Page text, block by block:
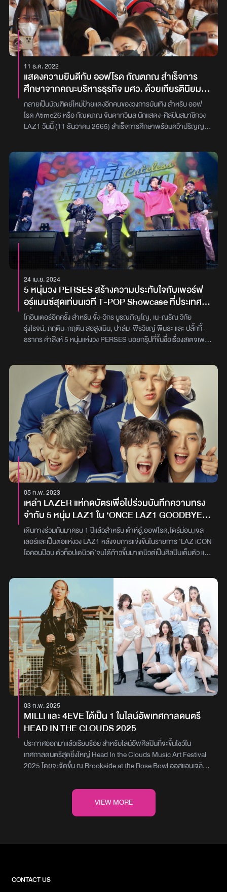
11 ธ.ค. 2022
แสดงความยินดีกับ ออฟโรด กัณตภณ สำเร็จการ
ศึกษาจากคณะบริหารธุรกิจ มศว. ด้วยเกียรตินิยม
อันดับ 2
กลายเป็นบัณฑิตย์ใหม่ป้ายแดงอีกคนของวงการบันเทิง สำหรับ ออฟ
โรด Atime26 หรือ กัณตภณ จินดาทวีผล นักแสดง-ศิลปินสมาชิกวง
LAZ1 วันนี้ (11 ธันวาคม 2565) สำเร็จการศึกษาพร้อมคว้าปริญญา
มหาวิทยาลัยศรีนครินทรวิโรฒ ประจำปีการศึกษา 2564 พร้อมกับคว้า
เกียรตินิยมอันดับ 2 มาครองได้สำเร็จ ถือเป็นตัวอย่างที่ดีเยี่ยมของ
ความมุ่งมั่นตั้งใจเรียน ควบคู่ไปกับการทำงานในวงการบันเทิงและเพื่อ
เป็นการขอบคุณกำลังใจที่ดี จึงถือโอกาสชวนแฟนคลับ 500 คนไปร่วม
ถ่ายภาพเพื่อแสดงความยินดีในโอกาสพิเศษนี้ ณ มหาวิทยาลัย
ศรีนครินทรวิโรฒ ประสานมิตร นำทีมโดยผู้บริหารค่าย Atime26
อย่าง เอกกี้-เอกชัย เอื้อสังคมเศรษฐ และเพื่อนๆ ร่วมค่าย และสมาชิกวง
LAZ1 นำของขวัญรวมถึงช่อดอกไม้มาร่วมยินดีกับความสำเร็จรวมตัว
#คนรักออฟโรด ทั้งที งานนี้ ออฟโรด เลยขอจับไมค์พูดคุยกับแฟนๆ
แบบใกล้ชิด พร้อมชวนตัวแทนแฟนคลับกับหยิบการ์ดอวยพรออกมา
อ่านกันแบบสดๆ ก่อนจะทิ้งท้ายด้วยการพูดความรู้สึกขอบคุณทุกๆ คน
ที่คอยเป็นส่วนหนึ่งของพลังสนับสนุนมาตลอด งานนี้ทำเอาบรรยากาศ
อบอวลไปด้วยความรักและความประทับใจพี่บัณฑิตย์คนเก่งของเราแบบ
เต็มๆภาพ : Atime26#EFM94 #EFMEntertainmentNews #ออฟ
โรด #OffroadAtime26 #Atime26
24 เม.ย. 2024
5 หนุ่มวง PERSES สร้างความประทับใจกับเพอร์ฟ
อร์แมนซ์สุดเท่บนเวที T-POP Showcase ที่ประเทศ
ญี่ปุ่น
โกอินเตอร์อีกครั้ง สำหรับ จั๋ง-วิกร บูรณภิญโญ, เน-ณรัณ วิกัย
รุ่งโรจน์, กฤติน-กฤติน สอสูงเนิน, ปาล์ม-พีรวิชญ์ พินธะ และ ปลั๊กกี้-
ธรากร คำสิงห์ 5 หนุ่มแห่งวง PERSES บอยกรุ๊ปที่ขึ้นชื่อเรื่องสเตจเพ
ร่วมในงาน T-POP Showcase Tokyo 2024 ซึ่งจัดขึ้น ณ Zepp
Shinjuku โตเกียว ประเทศญี่ปุ่นการเดินทางไปเยือนดินแดนอาทิตย์
อุทัยรอบนี้ PERSES ได้โชว์ความสามารถ และเสน่ห์แรงเกินต้านผ่าน
การแสดงร้องและเต้นที่ยังคงความแข็งแรง ประทับใจแฟนเพลงและ
สื่อมวลชนที่ประเทศญี่ปุ่นมากมาย ถือว่าเป็นอีกหนึ่งก้าวใหญ่ที่ไม่
ธรรมดาของ PERSES บนเวทีระดับนานาชาติ เพราะพวกเขาได้รับคำ
ชื่นชมอย่างล้นหลามโดยแฟน ๆ สามารถรอติดตามชมบรรยากาศ
ความสนุกของงาน T-POP Showcase Tokyo 2024 ผ่าน VLOG
เบื้องหลังการเดินทางครั้งพิเศษของพวกเขาได้ที่โซเชียลมีเดียของ
G’NEST เร็ว ๆ นี้ภาพ : G’NEST
05 ก.พ. 2023
เหล่า LAZER แห่กดบัตรเพื่อไปร่วมบันทึกความทรง
จำกับ 5 หนุ่ม LAZ1 ใน ‘ONCE LAZ1 GOODBYE
PARTY’ จนบัตรหมดในพริบตา
เดินทางร่วมกันมาครบ 1 ปีแล้วสำหรับ ต้าห์อู๋,ออฟโรด,ไดร์ม่อน,เจล
เลอร์และเป็นต่อแห่งวง LAZ1 หลังจบการแข่งขันในรายการ ‘LAZ iCON
ไอคอนป๊อบ ตัวท็อปเดบิวต์’จนได้ก้าวขึ้นมาเดบิวต์เป็นศิลปินเต็มตัว และ
พวกเขากำลังจะมีคอนเสิร์ตใหญ่ และเป็นการทิ้งท้ายหลังครบรอบ
สัญญาการเป็นศิลปิน พร้อมทั้งชวนแฟนๆ มาบันทึกความทรงจำร่วม
กันครั้งสุดท้ายใน ‘ONCE LAZ1GOODBYE PARTY’บทสรุปเรื่อง
ราว‘กาลครั้งหนึ่ง ลาซวัน’กับการเดินทางและความทรงจำดีๆ ตลอด
หนึ่งปี แห่งวงการT-POPซึ่งครั้งนี้เป็นเหมือนบทสรุปเส้นทางแรกของ
พวกเขา ก่อนที่จะเดินทางไปสู่พาร์ทต่อไป เตรียมพร้อมเติบโตไปในเส้น
ทางใหม่อีกระดับขั้นของสมาชิกแต่ละคน ซึ่ง 5 หนุ่มLAZ1ได้เผยความ
รู้สึกถึงแฟนๆ ว่า“ก่อนอื่นพวกเราต้องบอกก่อนเลยว่าLAZ1ไม่ได้วง
แตกนะครับ คอนเสิร์ตครั้งนี้เหมือนเป็นจุดเริ่มต้นในเส้นทางสายบันเทิง ที่
จะได้เติบโตกันไปอีกก้าวจึงอยากเชิญชวนให้LAZERทุกๆ คน มาร่วม
สร้างความสุขไปด้วยกัน เก็บโมเมนต์ดีๆ ร่วมกัน ไม่ว่าจะสุขหรือทุกข์
ตลอดระยะเวลาที่ผ่านมาและเก็บไว้เป็นความทรงจำที่ดีสำหรับพกเรา
ทุกคน รับรองว่าพวกเราจะใช้เวลาตรงนี้ให้คุ้มค่าและจัดเต็มที่สุด แล้วมา
เจอกันนะครับ”โดยเมื่อวานนี้ (เสาร์ ที่ 4 กุมภาพันธ์ 2566) เป็นวันแรก
ของการเปิดจำหน่ายบัตรการแสดงทั้ง 2 รอบ ซึ่งก็มีเหล่า LAZERให้
ความสนใจกดบัตรเป็นจำนวนมาก ทำให้ตั๋วเข้าชมคอนเสิร์ตทุกรอบทุกที่
นั่งเต็มหมดภายในพริบตา ทำเอาหนุ่มๆ ปลื้มใจแบบสุดๆ พร้อมยืนยัน
ว่าจะตั้งใจทำโชว์ออกมาให้เต็มที่ เพื่อไม่ให้ทุกคนผิดหวัง ใครมีบัตรรอไป
และเป็นต่อแห่งวง LAZ1ในคอนเสิร์ต‘ONCE LAZ1GOODBYE
PARTY’ วันเสาร์ที่ 11 มีนาคมนี้ ณ เมืองไทยรัชดาลัยเธียร์เตอร์ รอบ
เวลา 14.00 น. และ 19.00 น. ติดตามความเคลื่อนไหวต่างๆ ได้ที่ทุก
ช่องทางของLAZ1 OFFCIALภาพ : LAZ1 OFFCIAL
03 ก.พ. 2025
MILLI และ 4EVE ได้เป็น 1 ในไลน์อัพเทศกาลดนตรี
HEAD IN THE CLOUDS 2025
ประกาศออกมาแล้วเรียบร้อย สำหรับไลน์อัพศิลปินที่จะขึ้นโชว์ใน
เทศกาลดนตรีสุดยิ่งใหญ่ Head In the Clouds Music Art Festival
2025 โดยจะจัดขึ้น ณ Brookside at the Rose Bowl ออสแอนเจลิส
ชาวไทย เพราะมีศิลปิน 2 หญิงจากประเทศไทยร่วมอยู่ในไลน์อัพของงาน
นี้ด้วย เริ่มที่ MILLI หรือ มิลลิ-ดนุภา คณาธีรกุล แรปเปอร์สาวแห่งค่าย
YUPP! ที่เธอจะได้ไปโลดแล่นที่อเมริกาอีกครั้ง หลังจากที่เคยขึ้นไปร่วม
T-POP กลุ่มแรกที่ได้แสดงบนเวทีเทศกาลดนตรี Head In the Clouds
ของ Head In the Clouds Music Art Festival ปีนี้ มีทั้ง G-
VIEW MORE
CONTACT US